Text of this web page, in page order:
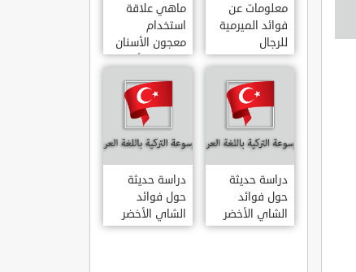
معلومات عن
فوائد الميرمية
للرجال
ماهي علاقة
استخدام
معجون الأسنان
بالتهاب الأمعاء
دراسة حديثة
حول فوائد
الشاي الأخضر
دراسة حديثة
حول فوائد
الشاي الأخضر
لعلاج التهاب